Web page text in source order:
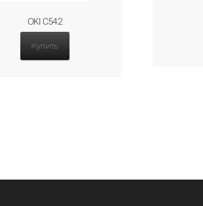
OKI C542
Купить